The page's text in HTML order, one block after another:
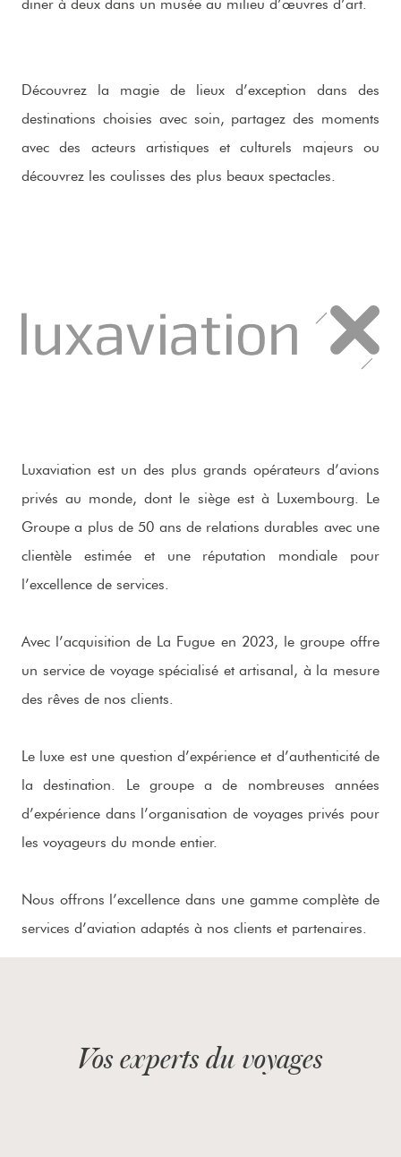
diner à deux dans un musée au milieu d’œuvres d’art.
Découvrez la magie de lieux d’exception dans des
destinations choisies avec soin, partagez des moments
avec des acteurs artistiques et culturels majeurs ou
découvrez les coulisses des plus beaux spectacles.
Luxaviation est un des plus grands opérateurs d’avions
privés au monde, dont le siège est à Luxembourg. Le
Groupe a plus de 50 ans de relations durables avec une
clientèle estimée et une réputation mondiale pour
l’excellence de services.
Avec l’acquisition de La Fugue en 2023, le groupe offre
un service de voyage spécialisé et artisanal, à la mesure
des rêves de nos clients.
Le luxe est une question d’expérience et d’authenticité de
la destination. Le groupe a de nombreuses années
d’expérience dans l’organisation de voyages privés pour
les voyageurs du monde entier.
Nous offrons l’excellence dans une gamme complète de
services d’aviation adaptés à nos clients et partenaires.
Vos experts du voyages